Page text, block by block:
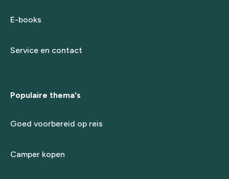
E-books
Service en contact
Populaire thema's
Goed voorbereid op reis
Camper kopen